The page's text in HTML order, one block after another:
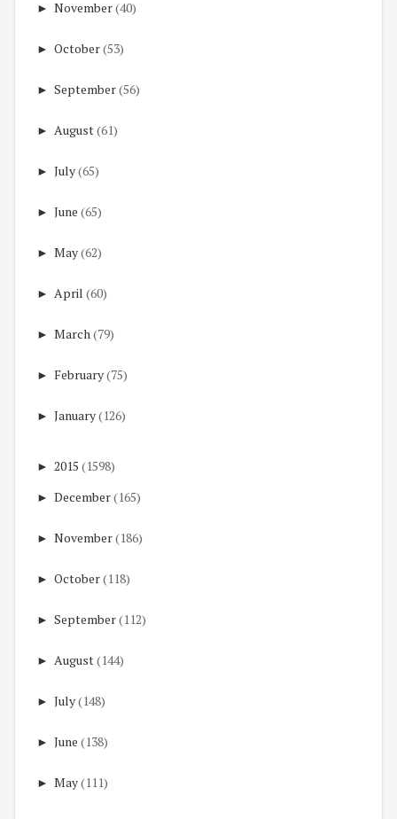
► November(40)
► October(53)
► September(56)
► August(61)
► July(65)
► June (65)
► May(62)
► April (60)
► March(79)
► February(75)
► January(126)
► 2015 (1598)
► December(165)
► November(186)
► October(118)
► September(112)
► August(144)
► July(148)
► June (138)
► May(111)